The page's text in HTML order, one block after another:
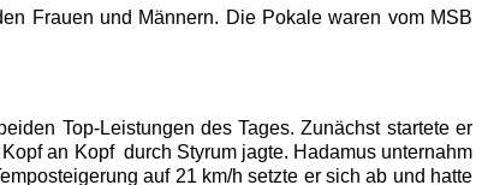
Frauen und Männern. Die Pokale waren vom MSB
Top-Leistungen des Tages. Zunächst startete er
an Kopf durch Styrum jagte. Hadamus unternahm
auf 21 km/h setzte er sich ab und hatte